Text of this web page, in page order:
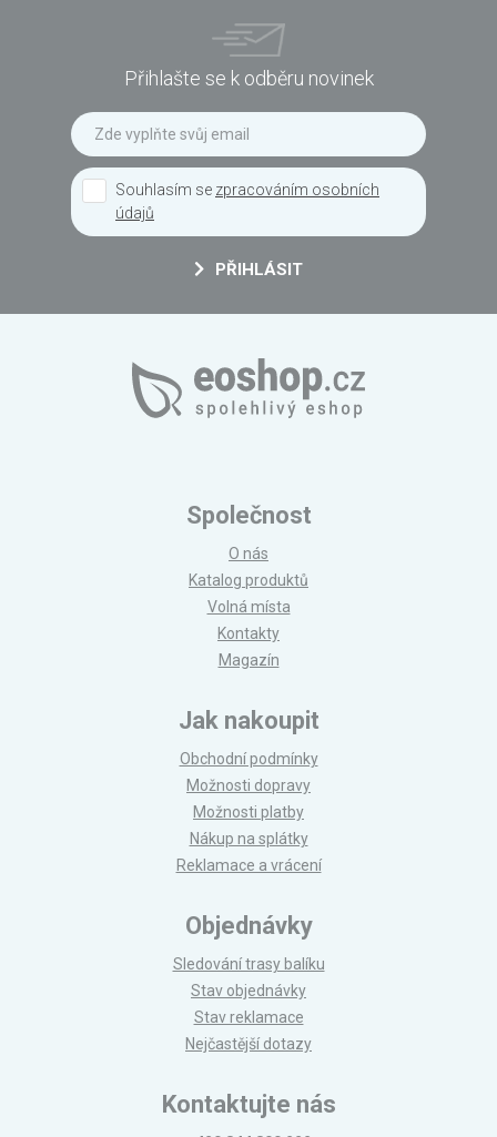
Přihlašte se k odběru novinek
Souhlasím se zpracováním osobních
údajů
PŘIHLÁSIT
Společnost
O nás
Katalog produktů
Volná místa
Kontakty
Magazín
Jak nakoupit
Obchodní podmínky
Možnosti dopravy
Možnosti platby
Nákup na splátky
Reklamace a vrácení
Objednávky
Sledování trasy balíku
Stav objednávky
Stav reklamace
Nejčastější dotazy
Kontaktujte nás